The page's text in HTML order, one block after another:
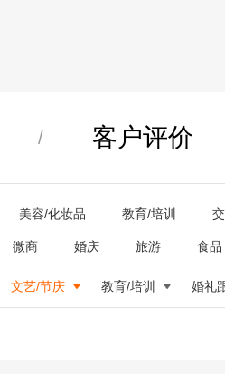
/ 客户评价
美容/化妆品 教育/培训
微商 婚庆 旅游 食品
文艺/节庆 教育/培训 婚礼